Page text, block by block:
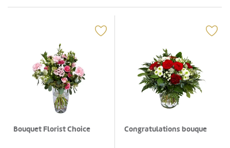
Bouquet Florist Choice Congratulations bouque